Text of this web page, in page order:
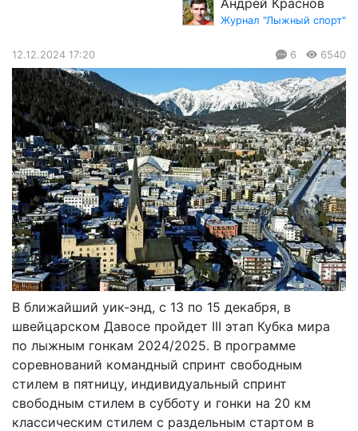
Журнал "Лыжный спорт"
12.12.2024 17:20 6 6540
В ближайший уик-энд, с 13 по 15 декабря, в
швейцарском Давосе пройдет III этап Кубка мира
по лыжным гонкам 2024/2025. В программе
соревнований командный спринт свободным
стилем в пятницу, индивидуальный спринт
свободным стилем в субботу и гонки на 20 км
классическим стилем с раздельным стартом в